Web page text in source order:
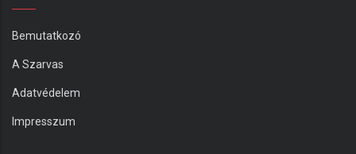
Bemutatkozó
A Szarvas
Adatvédelem
Impresszum